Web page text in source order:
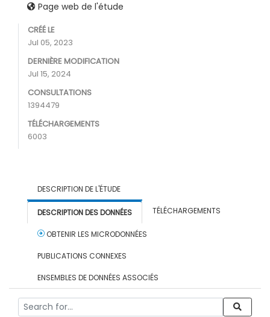
Page web de l'étude
CRÉÉ LE
Jul 05, 2023
DERNIÈRE MODIFICATION
Jul 15, 2024
CONSULTATIONS
1394479
TÉLÉCHARGEMENTS
6003
DESCRIPTION DE L'ÉTUDE
DESCRIPTION DES DONNÉES TÉLÉCHARGEMENTS
OBTENIR LES MICRODONNÉES
PUBLICATIONS CONNEXES
ENSEMBLES DE DONNÉES ASSOCIÉS